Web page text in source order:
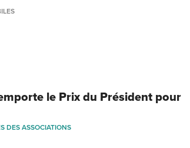
le Prix du Président pour
DES ASSOCIATIONS